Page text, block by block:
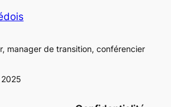
manager de transition, conférencier